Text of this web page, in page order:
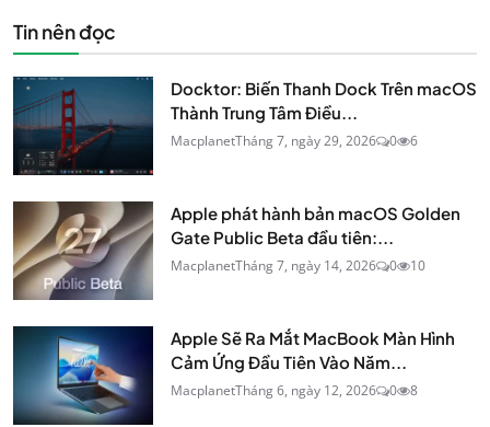
Tin nên đọc
Docktor: Biến Thanh Dock Trên macOS
Thành Trung Tâm Điều...
MacplanetTháng 7, ngày 29, 2026 0 6
Apple phát hành bản macOS Golden
Gate Public Beta đầu tiên:...
MacplanetTháng 7, ngày 14, 2026 0 10
Apple Sẽ Ra Mắt MacBook Màn Hình
Cảm Ứng Đầu Tiên Vào Năm...
MacplanetTháng 6, ngày 12, 2026 0 8